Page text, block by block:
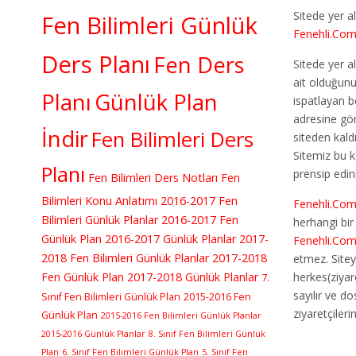
Fen Bilimleri Günlük
Ders Planı Fen Ders
Planı Günlük Plan
İndirFen Bilimleri Ders
Planı Fen Bilimleri Ders Notları Fen
Bilimleri Konu Anlatımı 2016-2017 Fen
Bilimleri Günlük Planlar 2016-2017 Fen
Günlük Plan 2016-2017 Günlük Planlar 2017-
2018 Fen Bilimleri Günlük Planlar 2017-2018
Fen Günlük Plan 2017-2018 Günlük Planlar 7.
Sınıf Fen Bilimleri Günlük Plan 2015-2016 Fen
Günlük Plan 2015-2016 Fen Bilimleri Günlük Planlar
2015-2016 Günlük Planlar 8. Sınıf Fen Bilimleri Günlük
Plan 6. Sınıf Fen Bilimleri Günlük Plan 5. Sınıf Fen
Sitede yer
Fenehli.Com
Sitede yer
ait
ispatlayan
adresine
siteden
Sitemiz bu
prensip
Fenehli.Com
herhangi
Fenehli.Com
etmez.
sayılır ve